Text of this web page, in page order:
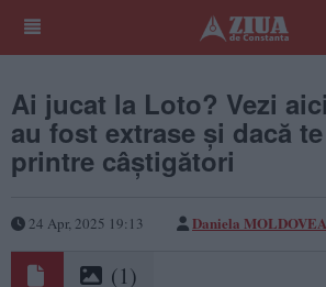
Ai jucat la Loto? Vezi
au fost extrase și dacă
printre câștigători
24 Apr, 2025 19:13 Daniela
(1)